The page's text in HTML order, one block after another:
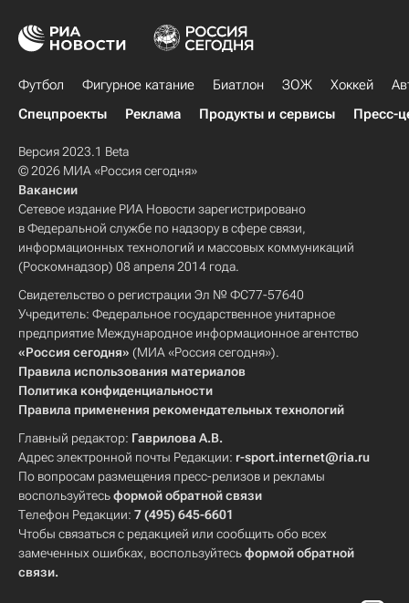
Футбол Фигурное катание Биатлон ЗОЖ Хоккей
Спецпроекты
Реклама Продукты и сервисы Пресс-
Версия 2023.1 Beta
© 2026 МИА «Россия сегодня»
Вакансии
Сетевое издание РИА Новости зарегистрировано
в Федеральной службе по надзору в сфере связи,
информационных технологий и массовых коммуникаций
(Роскомнадзор) 08 апреля 2014 года.
Свидетельство о регистрации Эл № ФС77-57640
Учредитель: Федеральное государственное унитарное
предприятие Международное информационное агентство
«Россия сегодня» (МИА «Россия сегодня»).
Правила использования материалов
Политика конфиденциальности
Правила применения рекомендательных технологий
Главный редактор: Гаврилова А.В.
Адрес электронной почты Редакции: r-sport.internet@ria.ru
По вопросам размещения пресс-релизов и рекламы
воспользуйтесьформой обратной связи
Телефон Редакции: 7 (495) 645-6601
Чтобы связаться с редакцией или сообщить обо всех
замеченных ошибках, воспользуйтесьформой обратной
связи.